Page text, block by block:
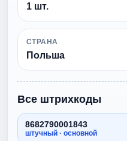
1 шт.
СТРАНА
Польша
Все штрихкоды
8682790001843
штучный · основной